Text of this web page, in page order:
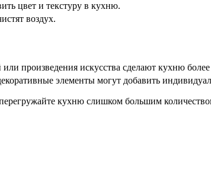
цвет и текстуру в кухню.
воздух.
произведения искусства сделают кухню
элементы могут добавить
кухню слишком большим